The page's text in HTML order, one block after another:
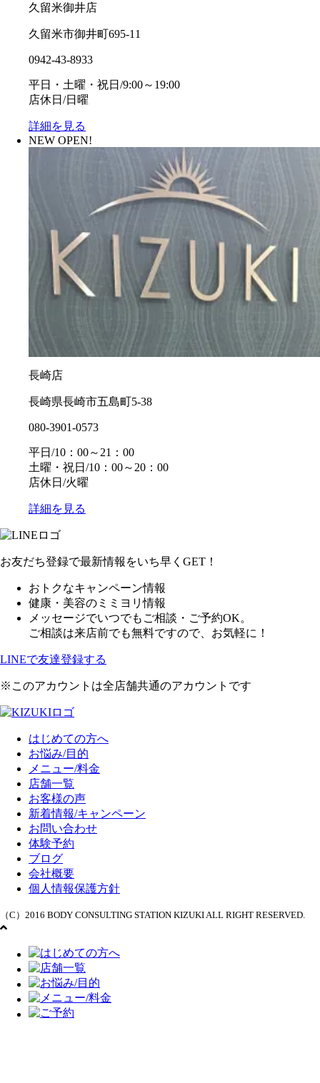
久留米御井店
久留米市御井町695-11
0942-43-8933
平日・土曜・祝日/9:00～19:00
店休日/日曜
詳細を見る
NEW OPEN!
長崎店
長崎県長崎市五島町5-38
080-3901-0573
平日/10：00～21：00
土曜・祝日/10：00～20：00
店休日/火曜
詳細を見る
お友だち登録で最新情報をいち早くGET！
おトクなキャンペーン情報
健康・美容のミミヨリ情報
メッセージでいつでもご相談・ご予約OK。
ご相談は来店前でも無料ですので、お気軽に！
LINEで友達登録する
※このアカウントは全店舗共通のアカウントです
はじめての方へ
お悩み/目的
メニュー/料金
店舗一覧
お客様の声
新着情報/キャンペーン
お問い合わせ
体験予約
ブログ
会社概要
個人情報保護方針
（C）2016 BODY CONSULTING STATION KIZUKI ALL RIGHT RESERVED.